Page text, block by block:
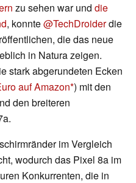
zu sehen war und die
, konnte@TechDroiderdie
die das neue
in Natura zeigen.
stark abgerundeten Ecken
auf Amazon ) mit den
den breiteren
im Vergleich
wodurch das Pixel 8a im
Konkurrenten, die in